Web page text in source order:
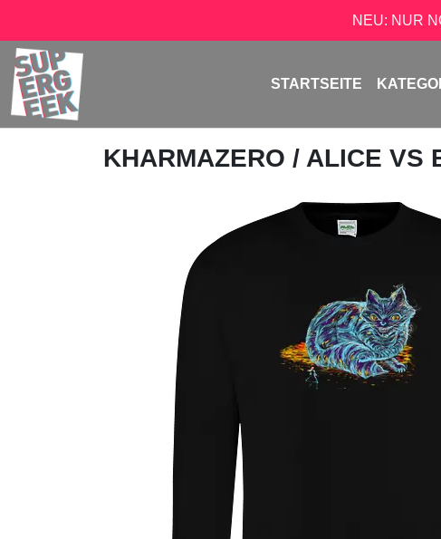
NEU: NUR
STARTSEITE
KHARMAZERO / ALICE VS